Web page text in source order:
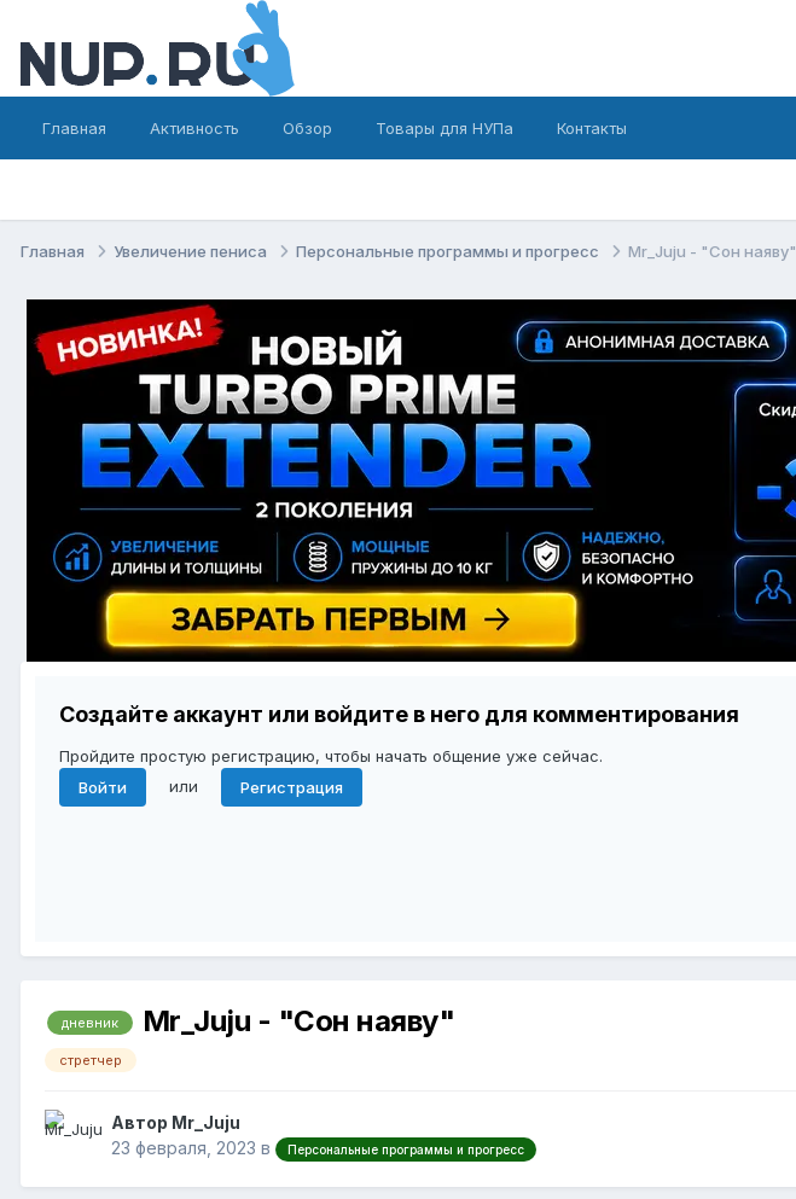
Главная Активность Обзор Товары для НУПа Контакты
Главная Увеличение пениса Персональные программы и прогресс Mr_Juju - "Сон наяву"
Создайте аккаунт или войдите в него для комментирования
Пройдите простую регистрацию, чтобы начать общение уже сейчас.
Войти
или Регистрация
дневник Mr_Juju - "Сон наяву"
стретчер
Автор Mr_Juju
23 февраля, 2023 в Персональные программы и прогресс